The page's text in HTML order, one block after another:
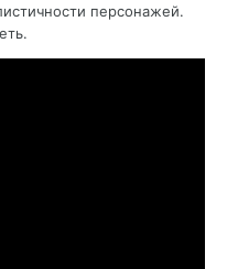
персонажей.